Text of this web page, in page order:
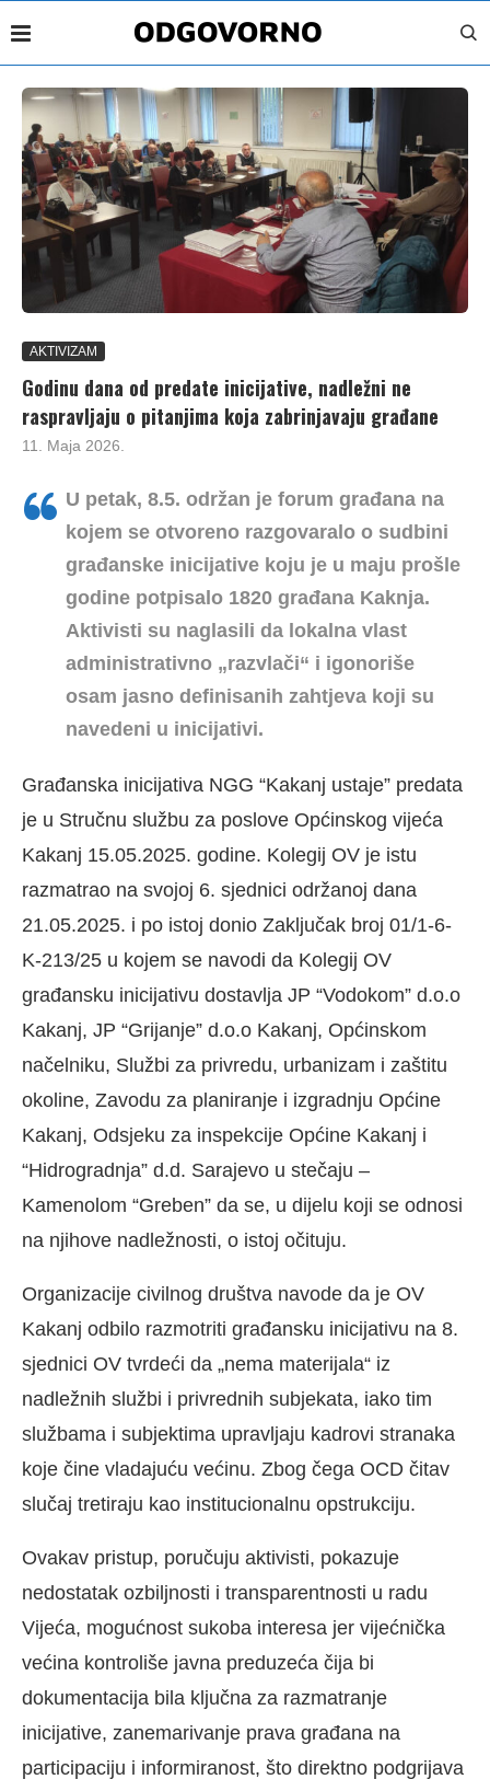
AKTIVIZAM
Godinu dana od predate inicijative, nadležni ne
raspravljaju o pitanjima koja zabrinjavaju građane
11. Maja 2026.
U petak, 8.5. održan je forum građana na
kojem se otvoreno razgovaralo o sudbini
građanske inicijative koju je u maju prošle
godine potpisalo 1820 građana Kaknja.
Aktivisti su naglasili da lokalna vlast
administrativno „razvlači“ i igonoriše
osam jasno definisanih zahtjeva koji su
navedeni u inicijativi.
Građanska inicijativa NGG “Kakanj ustaje” predata
je u Stručnu službu za poslove Općinskog vijeća
Kakanj 15.05.2025. godine. Kolegij OV je istu
razmatrao na svojoj 6. sjednici održanoj dana
21.05.2025. i po istoj donio Zaključak broj 01/1-6-
K-213/25 u kojem se navodi da Kolegij OV
građansku inicijativu dostavlja JP “Vodokom” d.o.o
Kakanj, JP “Grijanje” d.o.o Kakanj, Općinskom
načelniku, Službi za privredu, urbanizam i zaštitu
okoline, Zavodu za planiranje i izgradnju Općine
Kakanj, Odsjeku za inspekcije Općine Kakanj i
“Hidrogradnja” d.d. Sarajevo u stečaju –
Kamenolom “Greben” da se, u dijelu koji se odnosi
na njihove nadležnosti, o istoj očituju.
Organizacije civilnog društva navode da je OV
Kakanj odbilo razmotriti građansku inicijativu na 8.
sjednici OV tvrdeći da „nema materijala“ iz
nadležnih službi i privrednih subjekata, iako tim
službama i subjektima upravljaju kadrovi stranaka
koje čine vladajuću većinu. Zbog čega OCD čitav
slučaj tretiraju kao institucionalnu opstrukciju.
Ovakav pristup, poručuju aktivisti, pokazuje
nedostatak ozbiljnosti i transparentnosti u radu
Vijeća, mogućnost sukoba interesa jer vijećnička
većina kontroliše javna preduzeća čija bi
dokumentacija bila ključna za razmatranje
inicijative, zanemarivanje prava građana na
participaciju i informiranost, što direktno podgrijava